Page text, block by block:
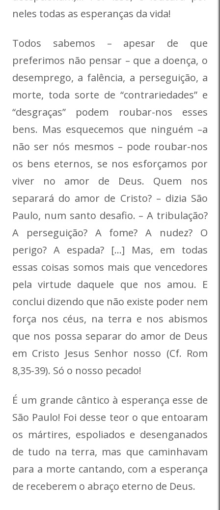
neles todas as esperanças da vida!
Todos sabemos – apesar de que
preferimos não pensar – que a doença, o
desemprego, a falência, a perseguição, a
morte, toda sorte de “contrariedades” e
“desgraças” podem roubar-nos esses
bens. Mas esquecemos que ninguém –a
não ser nós mesmos – pode roubar-nos
os bens eternos, se nos esforçamos por
viver no amor de Deus. Quem nos
separará do amor de Cristo? – dizia São
Paulo, num santo desafio. – A tribulação?
A perseguição? A fome? A nudez? O
perigo? A espada? […] Mas, em todas
essas coisas somos mais que vencedores
pela virtude daquele que nos amou. E
conclui dizendo que não existe poder nem
força nos céus, na terra e nos abismos
que nos possa separar do amor de Deus
em Cristo Jesus Senhor nosso (Cf. Rom
8,35-39). Só o nosso pecado!
É um grande cântico à esperança esse de
São Paulo! Foi desse teor o que entoaram
os mártires, espoliados e desenganados
de tudo na terra, mas que caminhavam
para a morte cantando, com a esperança
de receberem o abraço eterno de Deus.